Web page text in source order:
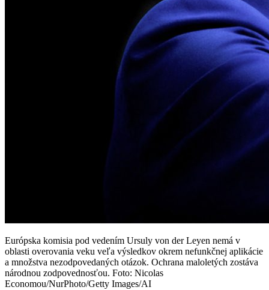
Európska komisia pod vedením Ursuly von der Leyen nemá v
oblasti overovania veku veľa výsledkov okrem nefunkčnej aplikácie
a množstva nezodpovedaných otázok. Ochrana maloletých zostáva
národnou zodpovednosťou. Foto: Nicolas
Economou/NurPhoto/Getty Images/AI